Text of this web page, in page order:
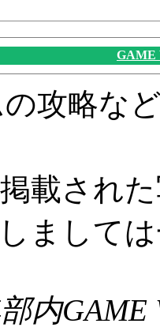
GAME
攻略な
載され
まして
内GAME